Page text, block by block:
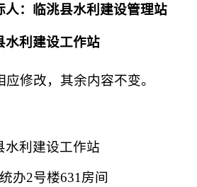
人：临洮县水利建设管理站
水利建设工作站
修改，其余内容不变。
水利建设工作站
办2号楼631房间